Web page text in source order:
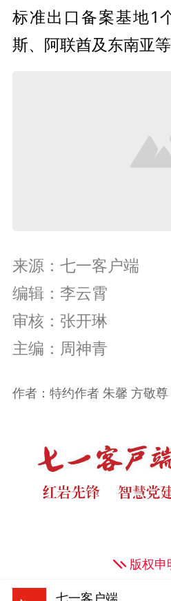
标准出口备案基地1
斯、阿联酋及东南亚等
来源：七一客户端
编辑：李云霄
审核：张开琳
主编：周神青
作者：特约作者 朱馨 方敬尊
版权申
七一客户端